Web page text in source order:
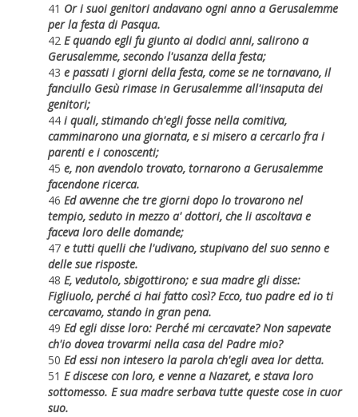
41 Or i suoi genitori andavano ogni anno a Gerusalemme
per la festa di Pasqua.
42 E quando egli fu giunto ai dodici anni, salirono a
Gerusalemme, secondo l'usanza della festa;
43 e passati i giorni della festa, come se ne tornavano, il
fanciullo Gesù rimase in Gerusalemme all'insaputa dei
genitori;
44 i quali, stimando ch'egli fosse nella comitiva,
camminarono una giornata, e si misero a cercarlo fra i
parenti e i conoscenti;
45 e, non avendolo trovato, tornarono a Gerusalemme
facendone ricerca.
46 Ed avvenne che tre giorni dopo lo trovarono nel
tempio, seduto in mezzo a' dottori, che li ascoltava e
faceva loro delle domande;
47 e tutti quelli che l'udivano, stupivano del suo senno e
delle sue risposte.
48 E, vedutolo, sbigottirono; e sua madre gli disse:
Figliuolo, perché ci hai fatto così? Ecco, tuo padre ed io ti
cercavamo, stando in gran pena.
49 Ed egli disse loro: Perché mi cercavate? Non sapevate
ch'io dovea trovarmi nella casa del Padre mio?
50 Ed essi non intesero la parola ch'egli avea lor detta.
51 E discese con loro, e venne a Nazaret, e stava loro
sottomesso. E sua madre serbava tutte queste cose in cuor
suo.